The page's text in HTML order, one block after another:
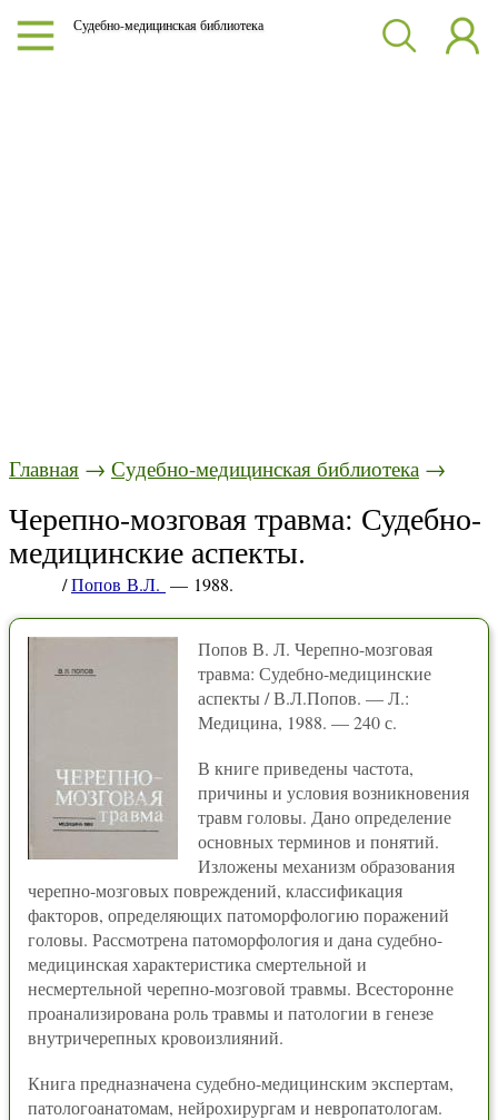
Судебно-медицинская библиотека
Главная → Судебно-медицинская библиотека →
Черепно-мозговая травма: Судебно-
медицинские аспекты.
/Попов В.Л. — 1988.
Попов В. Л. Черепно-мозговая
травма: Судебно-медицинские
аспекты / В.Л.Попов. — Л.:
Медицина, 1988. — 240 с.
В книге приведены частота,
причины и условия возникновения
травм головы. Дано определение
основных терминов и понятий.
Изложены механизм образования
черепно-мозговых повреждений, классификация
факторов, определяющих патоморфологию поражений
головы. Рассмотрена патоморфология и дана судебно-
медицинская характеристика смертельной и
несмертельной черепно-мозговой травмы. Всесторонне
проанализирована роль травмы и патологии в генезе
внутричерепных кровоизлияний.
Книга предназначена судебно-медицинским экспертам,
патологоанатомам, нейрохирургам и невропатологам.